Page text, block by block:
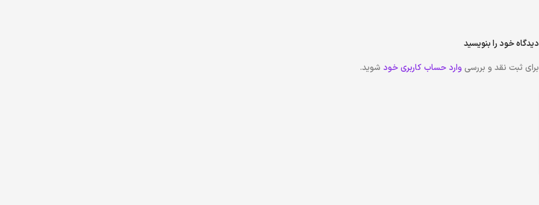
دیدگاه خود را بنویسید
برای ثبت نقد و بررسی وارد حساب کاربری خود شوید.